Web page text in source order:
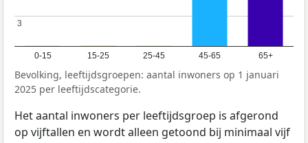
0-15 15-25 25-45 45-65 65+
3
3
Bevolking, leeftijdsgroepen: aantal inwoners op 1 januari
2025 per leeftijdscategorie.
Het aantal inwoners per leeftijdsgroep is afgerond
op vijftallen en wordt alleen getoond bij minimaal vijf